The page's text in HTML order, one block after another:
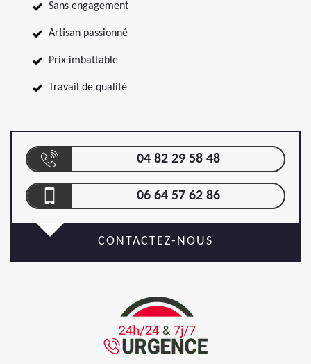
Sans engagement
Artisan passionné
Prix imbattable
Travail de qualité
04 82 29 58 48
06 64 57 62 86
CONTACTEZ-NOUS